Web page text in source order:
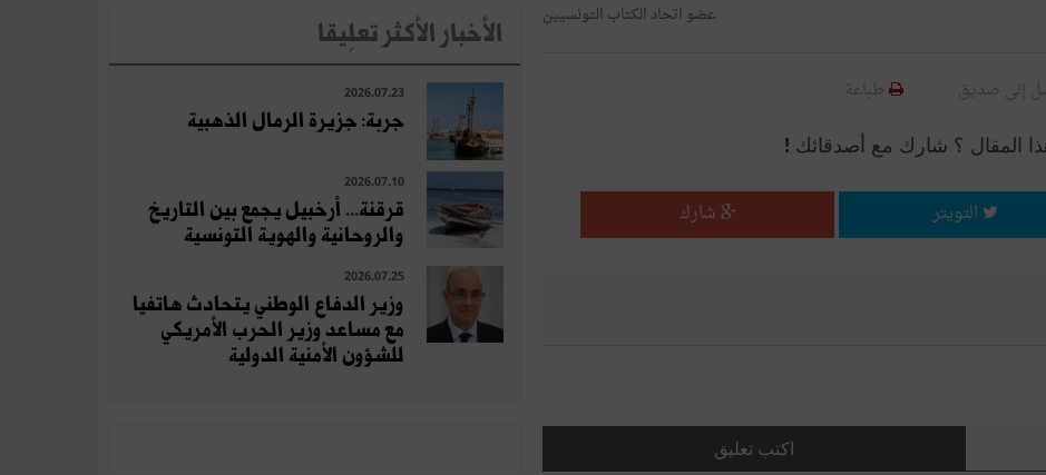
عضو اتحاد الكتاب التونسيين
إلى صديق طباعة
المقال ؟ شارك مع أصدقائك !
التويتر شارك
اكتب تعليق
الأخبار الأكثر تعلِيقا
2026.07.23
جربة: جزيرة الرمال الذهبية
2026.07.10
قرقنة... أرخبيل يجمع بين التاريخ
والروحانية والهوية التونسية
2026.07.25
وزير الدفاع الوطني يتحادث هاتفيا
مع مساعد وزير الحرب الأمريكي
للشؤون الأمنية الدولية